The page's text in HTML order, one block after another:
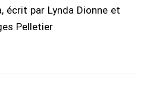
écrit par Lynda Dionne et
Pelletier